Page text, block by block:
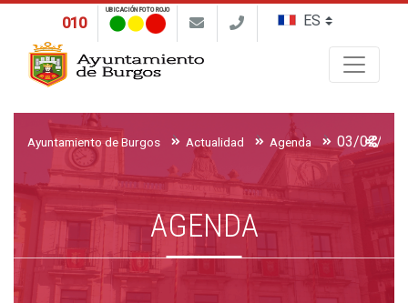
010
UBICACIÓN FOTO ROJO
Ayuntamiento de Burgos Actualidad Agenda
AGENDA